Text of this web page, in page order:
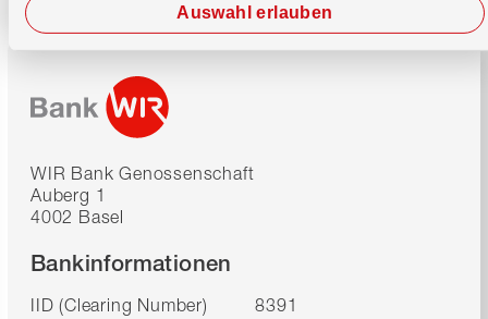
Auswahl erlauben
WIR Bank Genossenschaft
Auberg 1
4002 Basel
Bankinformationen
IID (Clearing Number)
8391